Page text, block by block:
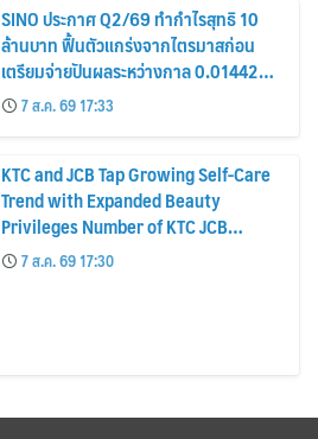
SINO ประกาศ Q2/69 ทำกำไรสุทธิ 10
ล้านบาท ฟื้นตัวแกร่งจากไตรมาสก่อน
เตรียมจ่ายปันผลระหว่างกาล 0.014423
บาทต่อหุ้น ครึ่งปีหลังมุ่งเติบโตต่อเนื่อง
7 ส.ค. 69 17:33
KTC and JCB Tap Growing Self-Care
Trend with Expanded Beauty
Privileges Number of KTC JCB
Cardmembers Spending on
Cosmetics Rises 26%
7 ส.ค. 69 17:30